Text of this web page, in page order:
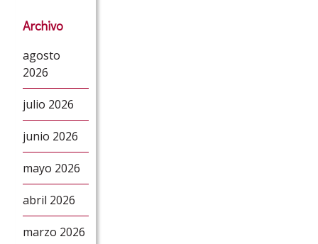
Archivo
agosto
2026
julio 2026
junio 2026
mayo 2026
abril 2026
marzo 2026